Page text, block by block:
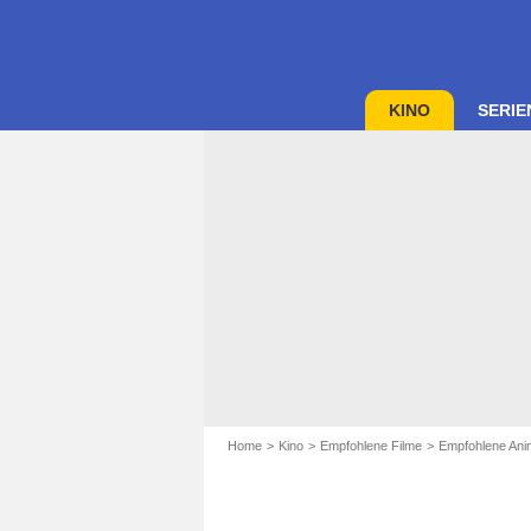
KINO
Home Kino Empfohlene Filme Empfohlene